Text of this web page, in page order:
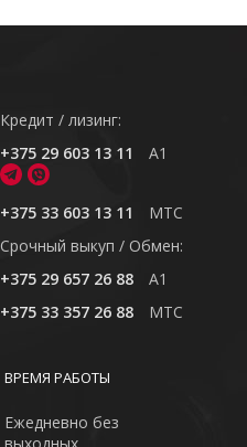
Кредит / лизинг:
+375 29 603 13 11
A1
+375 33 603 13 11
MTC
Cрочный выкуп / Обмен:
+375 29 657 26 88
A1
+375 33 357 26 88
MTC
ВРЕМЯ РАБОТЫ
Ежедневно без